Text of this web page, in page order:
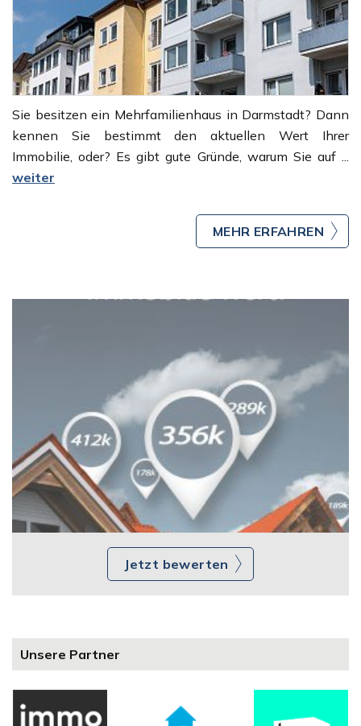
Sie besitzen ein Mehrfamilienhaus in Darmstadt? Dann
kennen Sie bestimmt den aktuellen Wert Ihrer
Immobilie, oder? Es gibt gute Gründe, warum Sie auf ...
weiter
MEHR ERFAHREN
Jetzt bewerten
Unsere Partner